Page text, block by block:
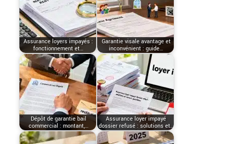
Assurance loyers impayés :
fonctionnement et…
Garantie visale avantage et
inconvénient : guide…
Dépôt de garantie bail
commercial : montant,…
Assurance loyer impayé
dossier refusé : solutions et…